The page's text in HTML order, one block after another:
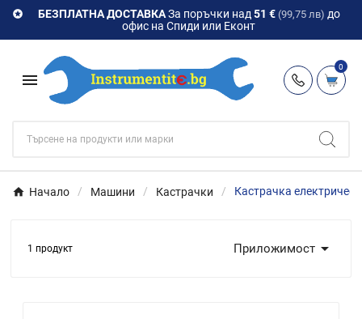
 БЕЗПЛАТНА ДОСТАВКАЗа поръчки над 51 € (99,75 лв) до
офис на Спиди или Еконт

0
Начало Машини Кастрачки Кастрачка
1 продукт Приложимост 